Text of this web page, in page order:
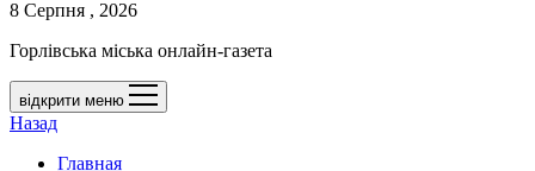
8 Серпня , 2026
Горлівська міська онлайн-газета
відкрити меню
Назад
Главная